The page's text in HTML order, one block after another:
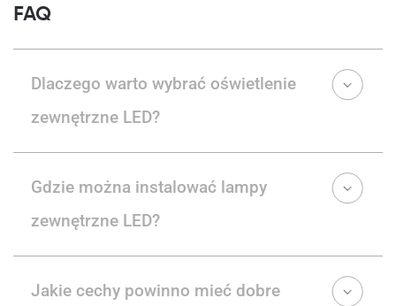
FAQ
Dlaczego warto wybrać oświetlenie
zewnętrzne LED?
Gdzie można instalować lampy
zewnętrzne LED?
Jakie cechy powinno mieć dobre